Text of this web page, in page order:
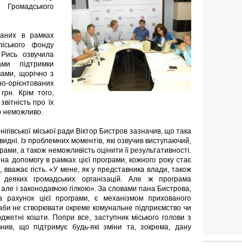
в рамках
фонду
озвучила
підтримки
щорічно з
орієнтованих
Крім того,
про їх
неможливо.
міської ради Віктор Бистров зазначив, що така
Із проблемних моментів, які озвучив виступаючий,
а також неможливість оцінити її результативності.
допомогу в рамках цієї програми, кожного року стає
гість. «У мене, як у представника влади, також
громадських організацій. Але ж програма
і законодавчою гілкою». За словами пана Бистрова,
рахунок цієї програми, є механізмом прихованого
не створювати окреме комунальне підприємство чи
кошти. Попри все, заступник міського голови з
що підтримує будь-які зміни та, зокрема, дану